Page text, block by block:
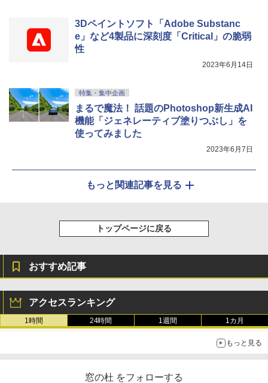
3Dペイントソフト「Adobe Substanc
e」など4製品に深刻度「Critical」の脆弱
性
2023年6月14日
特集・集中企画
まるで魔法！ 話題のPhotoshop新生成AI
機能「ジェネレーティブ塗りつぶし」を
使ってみました
2023年6月7日
もっと関連記事を見る
トップページに戻る
おすすめ記事
アクセスランキング
1時間 24時間 1週間 1カ月
もっと見る
窓の杜 をフォローする